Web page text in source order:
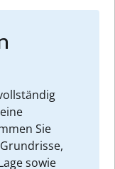
Sie
sowie